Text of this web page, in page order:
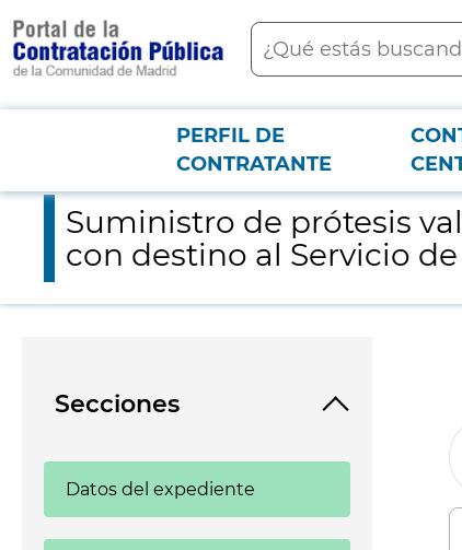
contenido
principal
Buscar
Menú PCON
PERFIL DE
CONTRATANTE
Suministro de prótesis valvulares aórticas biológicas y
Suministro de prótesis
con destino al Servicio
Secciones
Datos del expediente